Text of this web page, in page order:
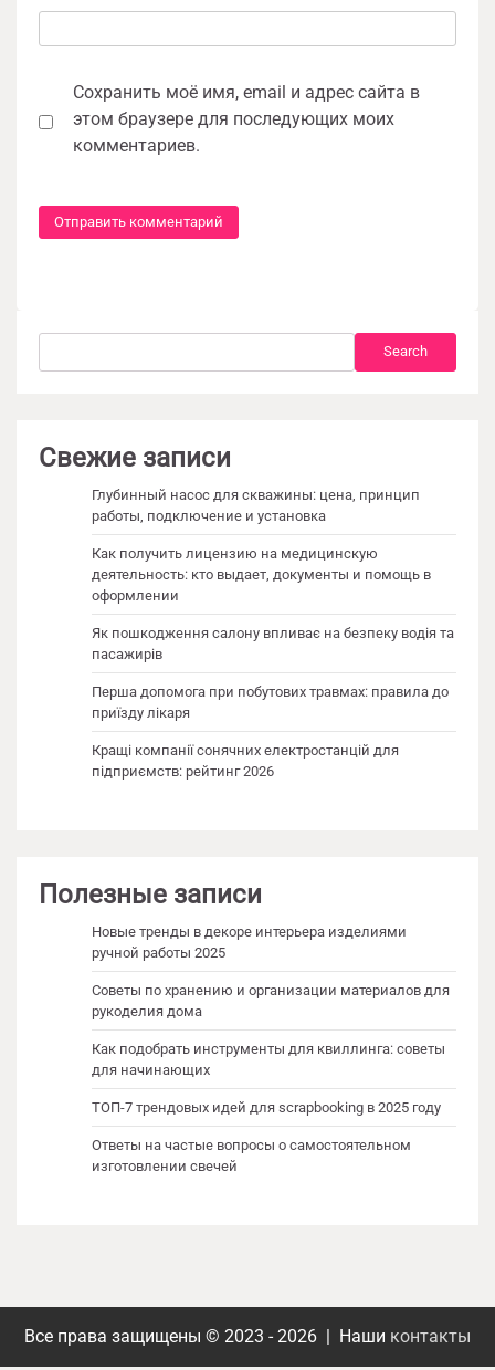
Сохранить моё имя, email и адрес сайта в
этом браузере для последующих моих
комментариев.
Search
Свежие записи
Глубинный насос для скважины: цена, принцип
работы, подключение и установка
Как получить лицензию на медицинскую
деятельность: кто выдает, документы и помощь в
оформлении
Як пошкодження салону впливає на безпеку водія та
пасажирів
Перша допомога при побутових травмах: правила до
приїзду лікаря
Кращі компанії сонячних електростанцій для
підприємств: рейтинг 2026
Полезные записи
Новые тренды в декоре интерьера изделиями
ручной работы 2025
Советы по хранению и организации материалов для
рукоделия дома
Как подобрать инструменты для квиллинга: советы
для начинающих
ТОП-7 трендовых идей для scrapbooking в 2025 году
Ответы на частые вопросы о самостоятельном
изготовлении свечей
Все права защищены © 2023 - 2026 | Наши контакты